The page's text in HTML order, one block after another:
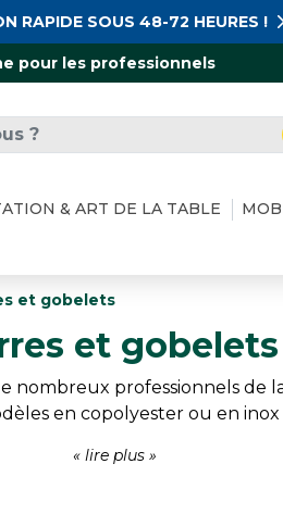
pour les professionnels
& ART DE LA TABLE
RAPIDE SOUS 48-72 HEURES !
et gobelets
et gobelets
professionnels de
en copolyester ou en
faciles d'entretien.